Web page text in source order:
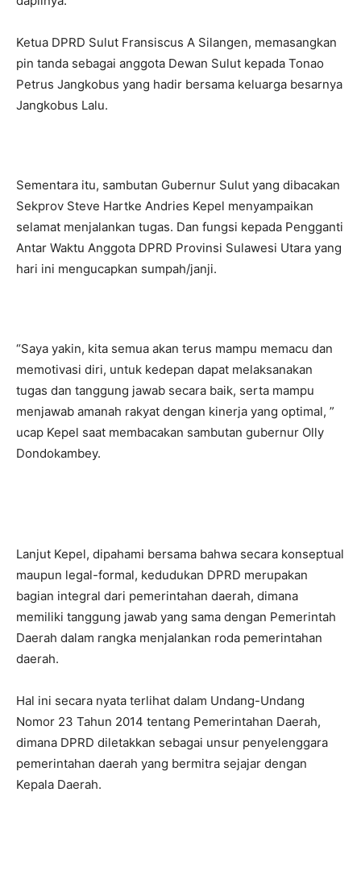
Ketua DPRD Sulut Fransiscus A Silangen, memasangkan
pin tanda sebagai anggota Dewan Sulut kepada Tonao
Petrus Jangkobus yang hadir bersama keluarga besarnya
Jangkobus Lalu.
Sementara itu, sambutan Gubernur Sulut yang dibacakan
Sekprov Steve Hartke Andries Kepel menyampaikan
selamat menjalankan tugas. Dan fungsi kepada Pengganti
Antar Waktu Anggota DPRD Provinsi Sulawesi Utara yang
hari ini mengucapkan sumpah/janji.
“Saya yakin, kita semua akan terus mampu memacu dan
memotivasi diri, untuk kedepan dapat melaksanakan
tugas dan tanggung jawab secara baik, serta mampu
menjawab amanah rakyat dengan kinerja yang optimal, ”
ucap Kepel saat membacakan sambutan gubernur Olly
Dondokambey.
Lanjut Kepel, dipahami bersama bahwa secara konseptual
maupun legal-formal, kedudukan DPRD merupakan
bagian integral dari pemerintahan daerah, dimana
memiliki tanggung jawab yang sama dengan Pemerintah
Daerah dalam rangka menjalankan roda pemerintahan
daerah.
Hal ini secara nyata terlihat dalam Undang-Undang
Nomor 23 Tahun 2014 tentang Pemerintahan Daerah,
dimana DPRD diletakkan sebagai unsur penyelenggara
pemerintahan daerah yang bermitra sejajar dengan
Kepala Daerah.